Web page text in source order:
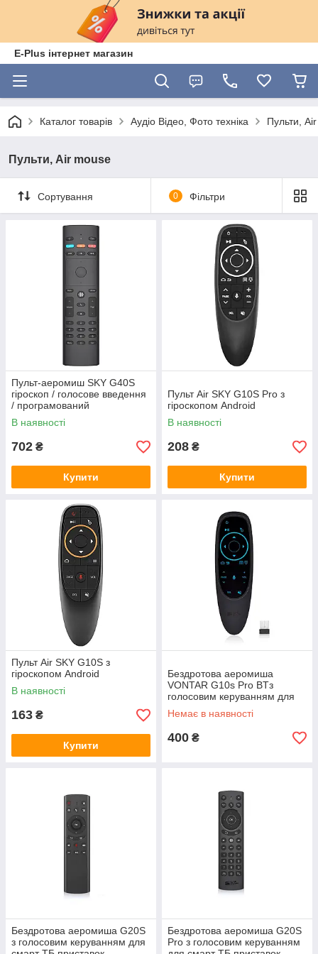
E-Plus інтернет магазин
Каталог товарів Аудіо Відео, Фото техніка Пульти,
Пульти, Air mouse
Сортування 0 Фільтри
Пульт-аеромиш SKY G40S
гіроскоп / голосове введення
/ програмований
В наявності
702 ₴
Купити
Пульт Air SKY G10S Pro з
гіроскопом Android
В наявності
208 ₴
Купити
Пульт Air SKY G10S з
гіроскопом Android
В наявності
163 ₴
Купити
Бездротова аеромиша
VONTAR G10s Pro BTз
голосовим керуванням для
смарт ТБ приставок
Немає в наявності
400 ₴
Бездротова аеромиша G20S
з голосовим керуванням для
Бездротова аеромиша G20S
Pro з голосовим керуванням